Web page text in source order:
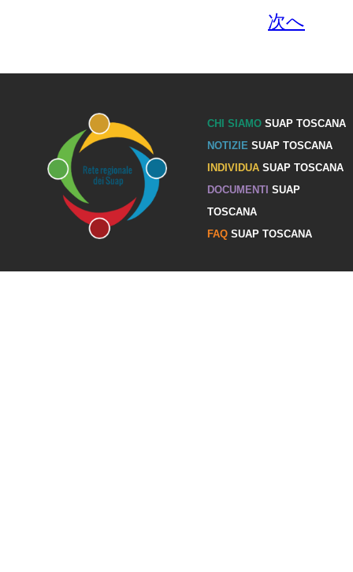
次へ
CHI SIAMOSUAP TOSCANA
NOTIZIE SUAP TOSCANA
INDIVIDUASUAP TOSCANA
DOCUMENTI SUAP
TOSCANA
FAQSUAP TOSCANA